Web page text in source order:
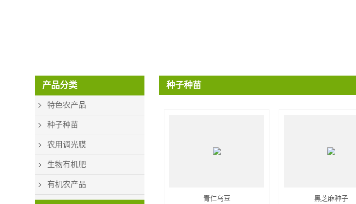
产品分类
特色农产品
种子种苗
农用调光膜
生物有机肥
有机农产品
种子种苗
青仁乌豆 黑芝麻种子